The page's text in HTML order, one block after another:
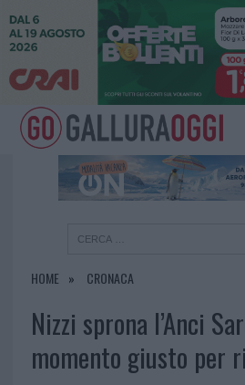
HOME CRONACA
Nizzi sprona l’Anci
momento giusto per
×